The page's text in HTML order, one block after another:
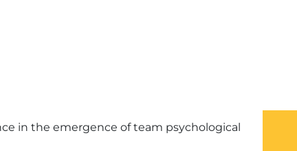
in the emergence of team psychological